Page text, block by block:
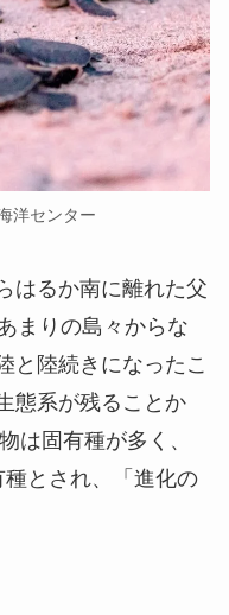
洋センター
はるか南に離れた父
まりの島々からな
と陸続きになったこ
態系が残ることか
は固有種が多く、
とされ、「進化の